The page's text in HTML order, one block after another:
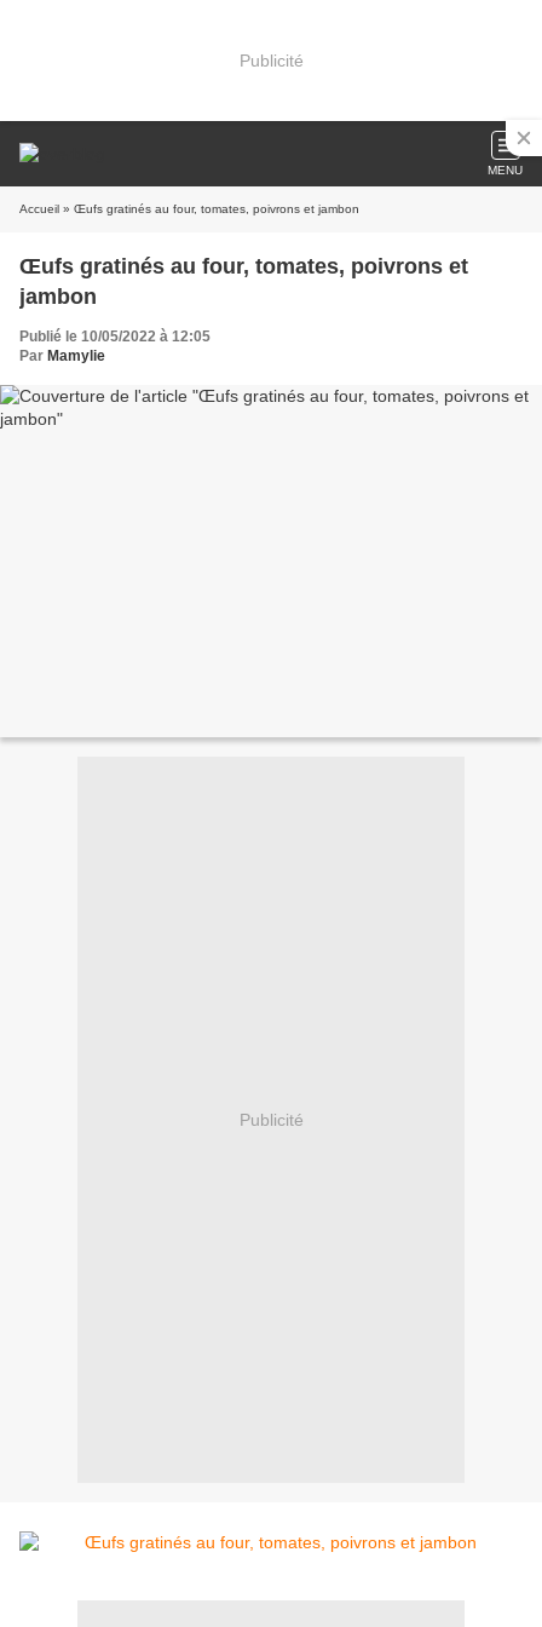
Publicité
MENU
Accueil » Œufs gratinés au four, tomates, poivrons et jambon
Œufs gratinés au four, tomates, poivrons et
jambon
Publié le 10/05/2022 à 12:05
Par Mamylie
Publicité